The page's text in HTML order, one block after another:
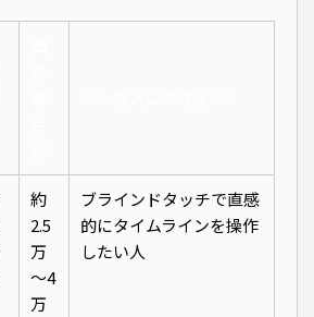
約
2.5
万
〜4
万
ブラインドタッチで直感
的にタイムラインを操作
したい人